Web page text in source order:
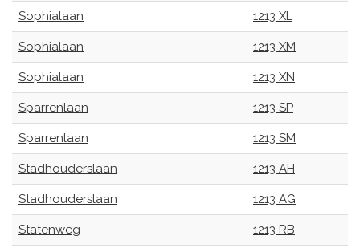
Sophialaan 1213 XL
Sophialaan 1213 XM
Sophialaan 1213 XN
Sparrenlaan 1213 SP
Sparrenlaan 1213 SM
Stadhouderslaan 1213 AH
Stadhouderslaan 1213 AG
Statenweg 1213 RB